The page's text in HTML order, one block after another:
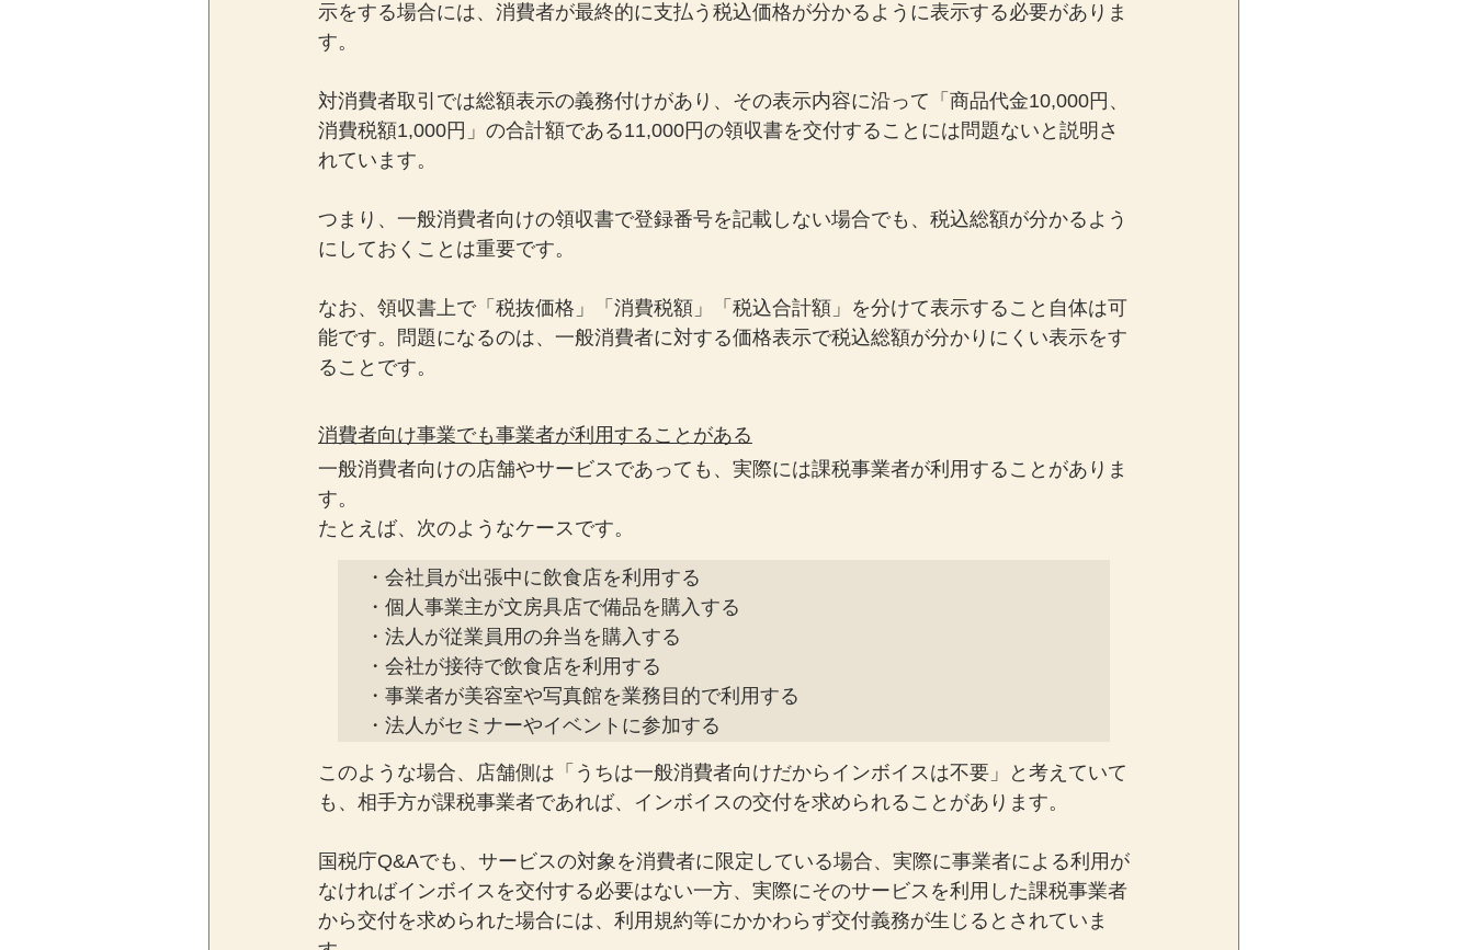
示をする場合には、消費者が最終的に支払う税込価格が分かるように表示する必要がありま
す。
対消費者取引では総額表示の義務付けがあり、その表示内容に沿って「商品代金10,000円、
消費税額1,000円」の合計額である11,000円の領収書を交付することには問題ないと説明さ
れています。
つまり、一般消費者向けの領収書で登録番号を記載しない場合でも、税込総額が分かるよう
にしておくことは重要です。
なお、領収書上で「税抜価格」「消費税額」「税込合計額」を分けて表示すること自体は可
能です。問題になるのは、一般消費者に対する価格表示で税込総額が分かりにくい表示をす
ることです。
消費者向け事業でも事業者が利用することがある
一般消費者向けの店舗やサービスであっても、実際には課税事業者が利用することがありま
す。
たとえば、次のようなケースです。
・会社員が出張中に飲食店を利用する
・個人事業主が文房具店で備品を購入する
・法人が従業員用の弁当を購入する
・会社が接待で飲食店を利用する
・事業者が美容室や写真館を業務目的で利用する
・法人がセミナーやイベントに参加する
このような場合、店舗側は「うちは一般消費者向けだからインボイスは不要」と考えていて
も、相手方が課税事業者であれば、インボイスの交付を求められることがあります。
国税庁Q&Aでも、サービスの対象を消費者に限定している場合、実際に事業者による利用が
なければインボイスを交付する必要はない一方、実際にそのサービスを利用した課税事業者
から交付を求められた場合には、利用規約等にかかわらず交付義務が生じるとされていま